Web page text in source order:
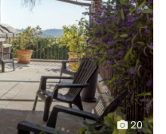
20